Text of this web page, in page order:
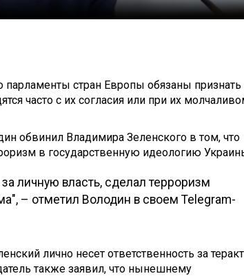
стран Европы обязаны признать
часто с их согласия или при их
обвинил Владимира Зеленского в том, что
в государственную идеологию
личную власть, сделал терроризм
– отметил Володин в своем Telegram-
лично несет ответственность за
также заявил, что нынешнему